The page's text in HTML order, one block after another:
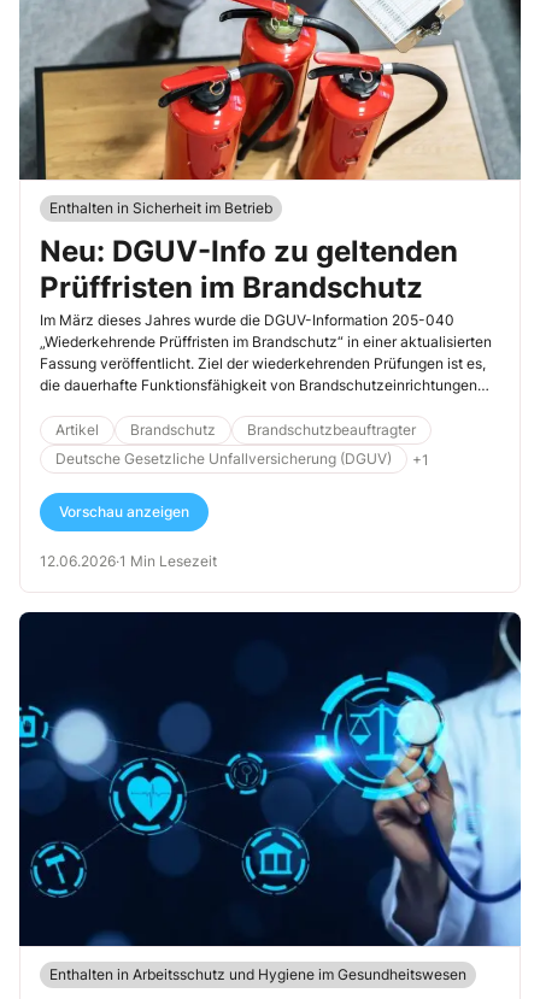
Enthalten in Sicherheit im Betrieb
Neu: DGUV-Info zu geltenden
Prüffristen im Brandschutz
Im März dieses Jahres wurde die DGUV-Information 205-040
„Wiederkehrende Prüffristen im Brandschutz“ in einer aktualisierten
Fassung veröffentlicht. Ziel der wiederkehrenden Prüfungen ist es,
die dauerhafte Funktionsfähigkeit von Brandschutzeinrichtungen
Artikel
Brandschutz
Brandschutzbeauftragter
Deutsche Gesetzliche Unfallversicherung (DGUV)
+1
Vorschau anzeigen
12.06.2026·1 Min Lesezeit
Enthalten in Arbeitsschutz und Hygiene im Gesundheitswesen